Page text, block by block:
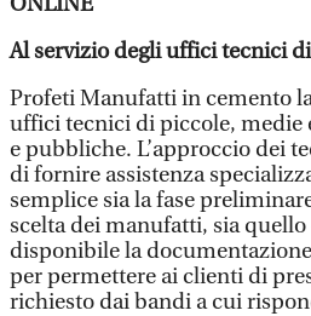
Al servizio degli uffici tecnici di
Profeti Manufatti in cemento
uffici tecnici di piccole, medie
e pubbliche. L’approccio dei
di fornire assistenza
semplice sia la fase
scelta dei manufatti, sia
disponibile la
per permettere ai clienti di
richiesto dai bandi a cui